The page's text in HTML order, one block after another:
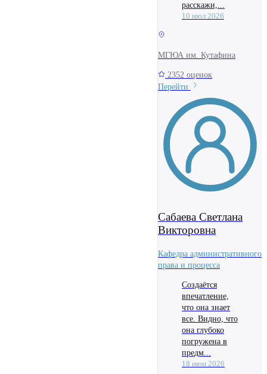
расскажи,...
10 июл 2026
МГЮА им. Кутафина
2352 оценок
Перейти
Сабаева Светлана
Викторовна
Кафедра административного
права и процесса
Создаётся
впечатление,
что она знает
все. Видно, что
она глубоко
погружена в
предм...
18 июн 2026